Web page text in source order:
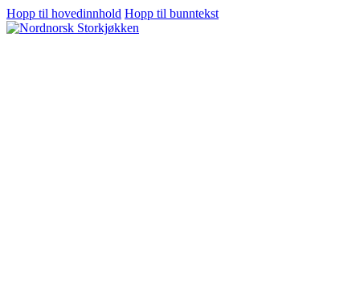
Hopp til hovedinnhold Hopp til bunntekst